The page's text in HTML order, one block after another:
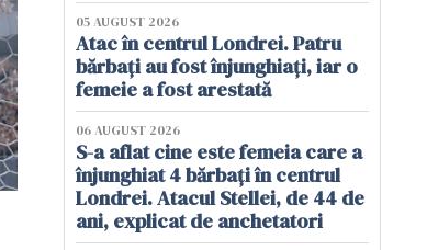
05 AUGUST 2026
Atac în centrul Londrei. Patru
bărbați au fost înjunghiați, iar o
femeie a fost arestată
06 AUGUST 2026
S-a aflat cine este femeia care a
înjunghiat 4 bărbați în centrul
Londrei. Atacul Stellei, de 44 de
ani, explicat de anchetatori